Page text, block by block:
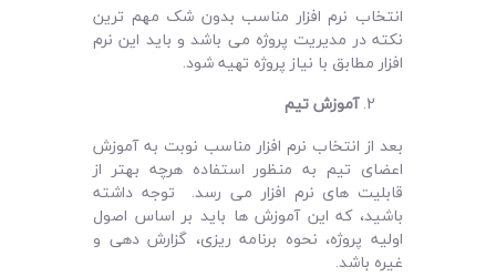
انتخاب نرم افزار مناسب بدون شک مهم ترین
نکته در مدیریت پروژه می ‌باشد و باید این نرم‌
افزار مطابق با نیاز پروژه تهیه شود.
آموزش تیم
بعد از انتخاب نرم ‌افزار مناسب نوبت به آموزش
اعضای تیم به منظور استفاده هرچه بهتر از
قابلیت های نرم افزار می رسد. توجه داشته
باشید، که این آموزش‌ ها باید بر اساس اصول
اولیه پروژه، نحوه برنامه ‌ریزی، گزارش دهی و
غیره باشد.